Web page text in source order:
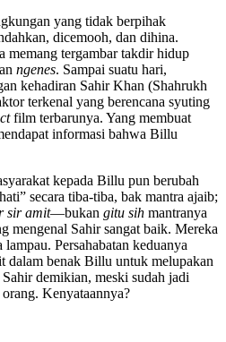
yang tidak berpihak
dicemooh, dan dihina.
memang tergambar takdir hidup
ngenes. Sampai suatu hari,
kehadiran Sahir Khan (Shahrukh
terkenal yang berencana syuting
film terbarunya. Yang membuat
informasi bahwa Billu
kepada Billu pun berubah
secara tiba-tiba, bak mantra ajaib;
sir amit—bukan gitu sih mantranya
mengenal Sahir sangat baik. Mereka
lampau. Persahabatan keduanya
dalam benak Billu untuk melupakan
demikian, meski sudah jadi
Kenyataannya?